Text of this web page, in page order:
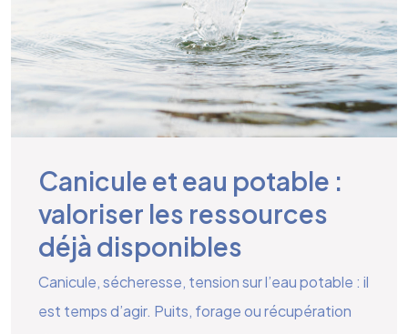
Canicule et eau potable :
valoriser les ressources
déjà disponibles
Canicule, sécheresse, tension sur l’eau potable : il
est temps d’agir. Puits, forage ou récupération